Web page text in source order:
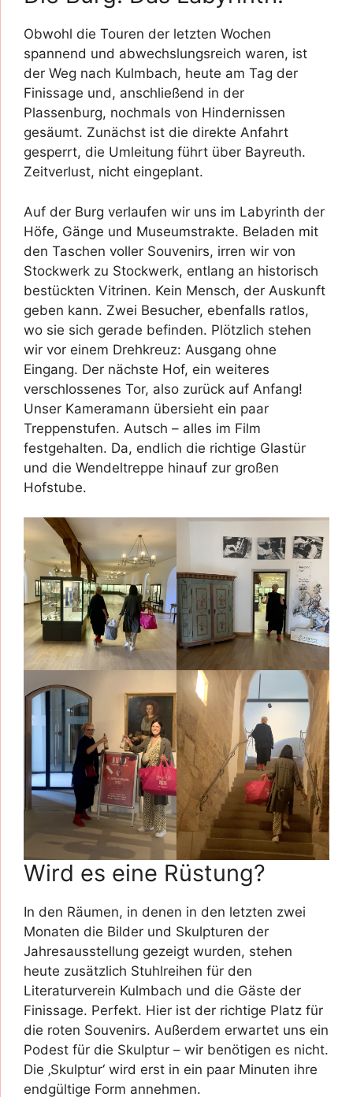
Obwohl die Touren der letzten Wochen
spannend und abwechslungsreich waren, ist
der Weg nach Kulmbach, heute am Tag der
Finissage und, anschließend in der
Plassenburg, nochmals von Hindernissen
gesäumt. Zunächst ist die direkte Anfahrt
gesperrt, die Umleitung führt über Bayreuth.
Zeitverlust, nicht eingeplant.
Auf der Burg verlaufen wir uns im Labyrinth der
Höfe, Gänge und Museumstrakte. Beladen mit
den Taschen voller Souvenirs, irren wir von
Stockwerk zu Stockwerk, entlang an historisch
bestückten Vitrinen. Kein Mensch, der Auskunft
geben kann. Zwei Besucher, ebenfalls ratlos,
wo sie sich gerade befinden. Plötzlich stehen
wir vor einem Drehkreuz: Ausgang ohne
Eingang. Der nächste Hof, ein weiteres
verschlossenes Tor, also zurück auf Anfang!
Unser Kameramann übersieht ein paar
Treppenstufen. Autsch – alles im Film
festgehalten. Da, endlich die richtige Glastür
und die Wendeltreppe hinauf zur großen
Hofstube.
Wird es eine Rüstung?
In den Räumen, in denen in den letzten zwei
Monaten die Bilder und Skulpturen der
Jahresausstellung gezeigt wurden, stehen
heute zusätzlich Stuhlreihen für den
Literaturverein Kulmbach und die Gäste der
Finissage. Perfekt. Hier ist der richtige Platz für
die roten Souvenirs. Außerdem erwartet uns ein
Podest für die Skulptur – wir benötigen es nicht.
Die ‚Skulptur‘ wird erst in ein paar Minuten ihre
endgültige Form annehmen.